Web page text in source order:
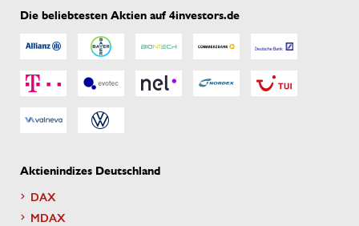
Die beliebtesten Aktien auf 4investors.de
Aktienindizes Deutschland
DAX
MDAX